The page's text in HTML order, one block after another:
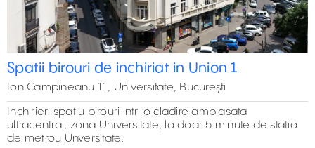
Spatii birouri de inchiriat in Union 1
Ion Campineanu 11, Universitate, București
Inchirieri spatiu birouri intr-o cladire amplasata
ultracentral, zona Universitate, la doar 5 minute de statia
de metrou Unversitate.